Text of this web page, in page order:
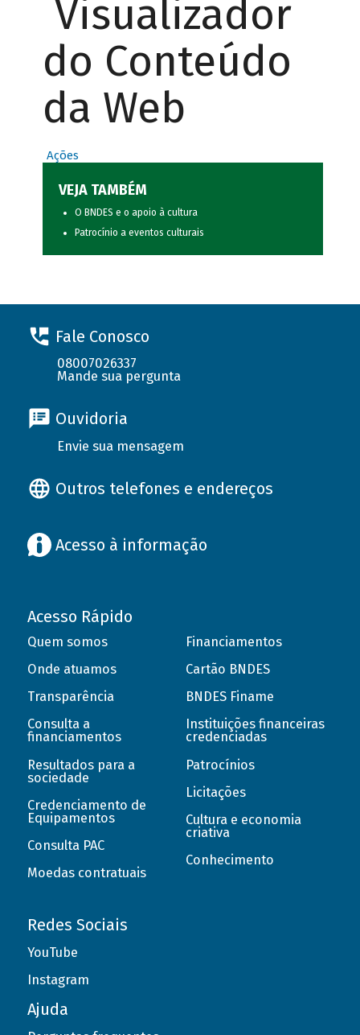
Visualizador
do Conteúdo
da Web
Ações
VEJA TAMBÉM
O BNDES e o apoio à cultura
Patrocínio a eventos culturais
Fale Conosco
08007026337
Mande sua pergunta
Ouvidoria
Envie sua mensagem
Outros telefones e endereços
Acesso à informação
Acesso Rápido
Quem somos
Onde atuamos
Transparência
Consulta a
financiamentos
Resultados para a
sociedade
Credenciamento de
Equipamentos
Consulta PAC
Moedas contratuais
Financiamentos
Cartão BNDES
BNDES Finame
Instituições financeiras
credenciadas
Patrocínios
Licitações
Cultura e economia
criativa
Conhecimento
Redes Sociais
YouTube
Instagram
Ajuda